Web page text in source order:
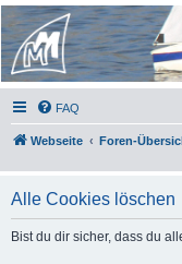
Micro Magic
Deutschland
FAQ
Webseite Foren-
Alle Cookies löschen
Bist du dir sicher, dass du